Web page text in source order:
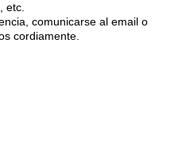
etc.
comunicarse al email o
cordiamente.